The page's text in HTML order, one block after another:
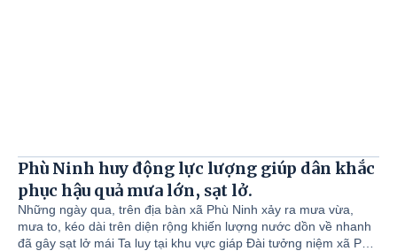
Phù Ninh huy động lực lượng giúp dân khắc
phục hậu quả mưa lớn, sạt lở.
Những ngày qua, trên địa bàn xã Phù Ninh xảy ra mưa vừa,
mưa to, kéo dài trên diện rộng khiến lượng nước dồn về nhanh
đã gây sạt lở mái Ta luy tại khu vực giáp Đài tưởng niệm xã Phù